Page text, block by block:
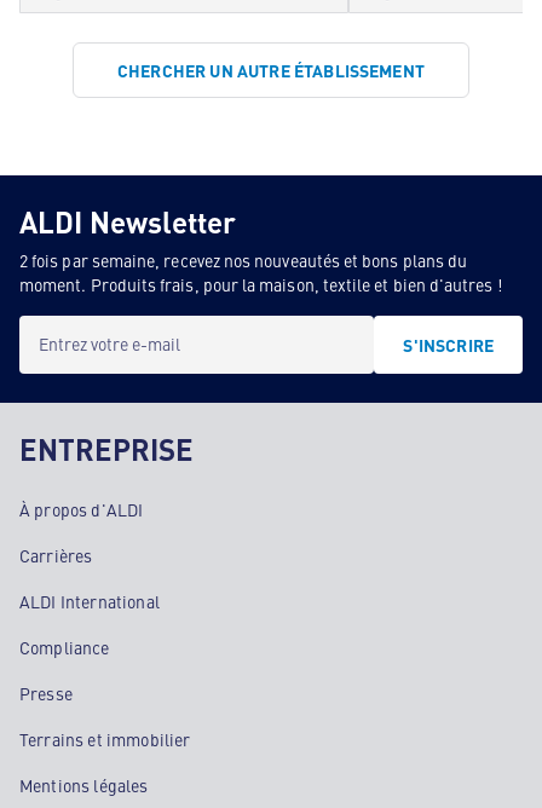
CHERCHER UN AUTRE ÉTABLISSEMENT
ALDI Newsletter
2 fois par semaine, recevez nos nouveautés et bons plans du
moment. Produits frais, pour la maison, textile et bien d'autres !
Entrez votre e-mail S'INSCRIRE
ENTREPRISE
À propos d'ALDI
Carrières
ALDI International
Compliance
Presse
Terrains et immobilier
Mentions légales